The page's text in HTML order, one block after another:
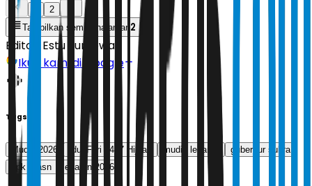
2
Tampilkan semua halaman 2
Editor: Estu Suryowati
Ikuti kami di Google
Tags
Mudik 2026 Idul Fitri 1447 Hijriah mudik lebaran
gubernur sultra
kpk
asn lebaran 2026